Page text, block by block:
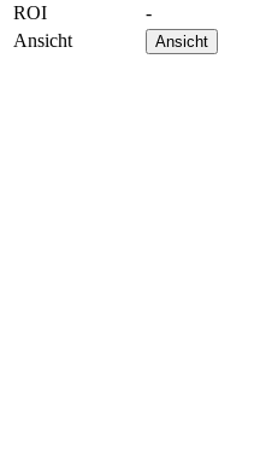
ROI
-
Ansicht
Ansicht